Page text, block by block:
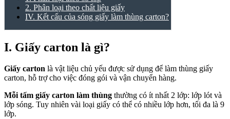
2. Phân loại theo chất liệu giấy
IV. Kết cấu của sóng giấy làm thùng carton?
I. Giấy carton là gì?
Giấy carton là vật liệu chủ yếu được sử dụng để làm thùng giấy
carton, hỗ trợ cho việc đóng gói và vận chuyển hàng.
Mỗi tấm giấy carton làm thùng thường có ít nhất 2 lớp: lớp lót và
lớp sóng. Tuy nhiên vài loại giấy có thể có nhiều lớp hơn, tối đa là 9
lớp.